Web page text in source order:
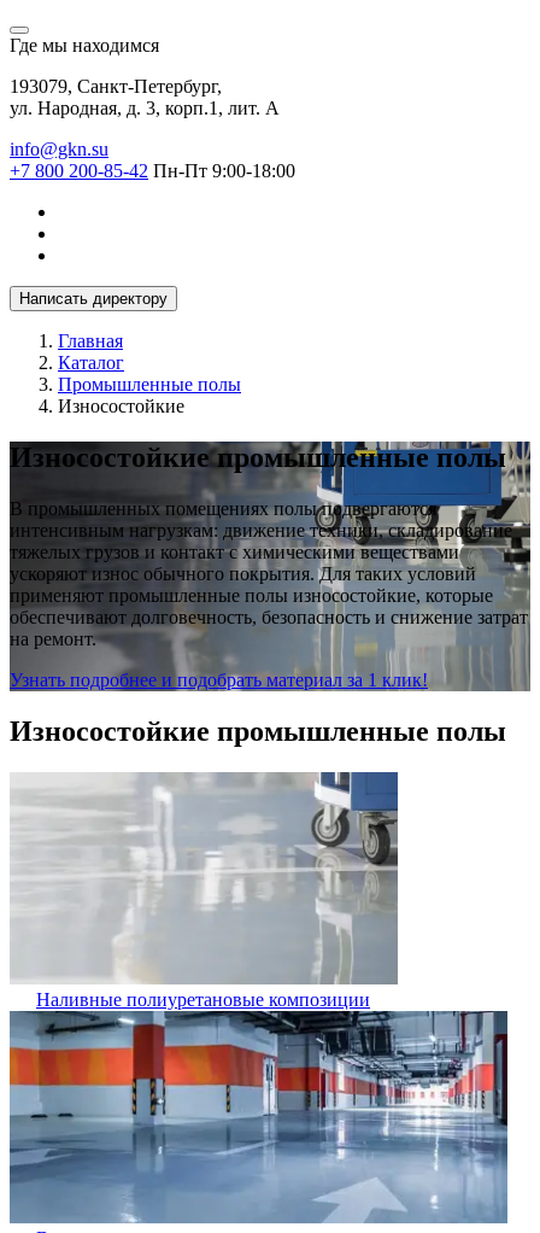
Где мы находимся
193079, Санкт-Петербург,
ул. Народная, д. 3, корп.1, лит. А
info@gkn.su
+7 800 200-85-42 Пн-Пт 9:00-18:00
Написать директору
Главная
Каталог
Промышленные полы
Износостойкие
Износостойкие промышленные полы
В промышленных помещениях полы подвергаются
интенсивным нагрузкам: движение техники, складирование
тяжелых грузов и контакт с химическими веществами
ускоряют износ обычного покрытия. Для таких условий
применяют промышленные полы износостойкие, которые
обеспечивают долговечность, безопасность и снижение затрат
на ремонт.
Узнать подробнее и подобрать материал за 1 клик!
Износостойкие промышленные полы
Наливные полиуретановые композиции